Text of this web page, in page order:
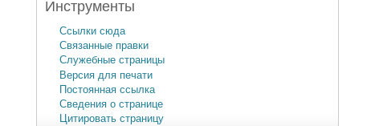
Инструменты
Ссылки сюда
Связанные правки
Служебные страницы
Версия для печати
Постоянная ссылка
Сведения о странице
Цитировать страницу